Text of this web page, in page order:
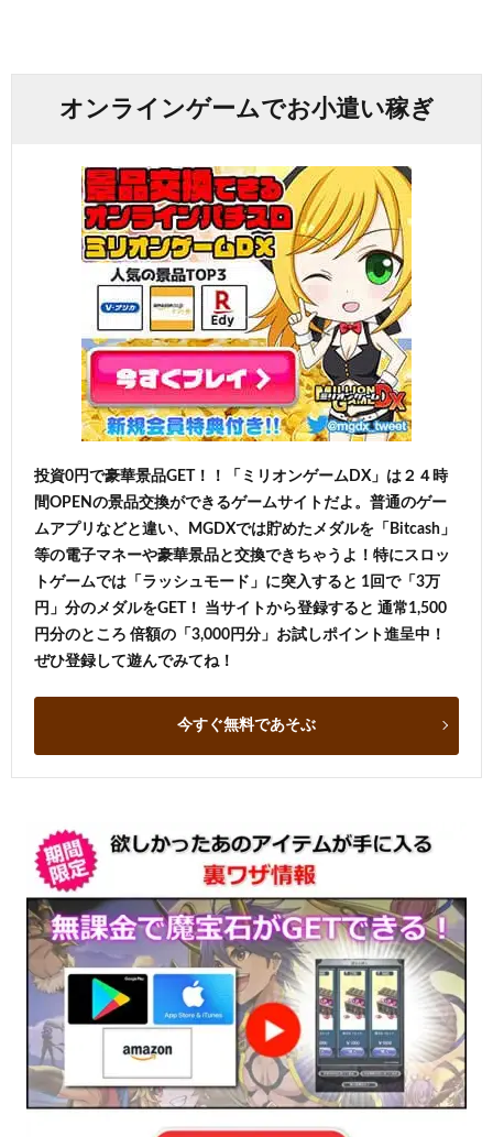
オンラインゲームでお小遣い稼ぎ
投資0円で豪華景品GET！！「ミリオンゲームDX」は２４時
間OPENの景品交換ができるゲームサイトだよ。普通のゲー
ムアプリなどと違い、MGDXでは貯めたメダルを「Bitcash」
等の電子マネーや豪華景品と交換できちゃうよ！特にスロッ
トゲームでは「ラッシュモード」に突入すると 1回で「3万
円」分のメダルをGET！ 当サイトから登録すると 通常1,500
円分のところ 倍額の「3,000円分」お試しポイント進呈中！
ぜひ登録して遊んでみてね！
今すぐ無料であそぶ